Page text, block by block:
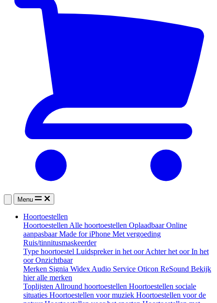
Menu
Hoortoestellen
HoortoestellenAlle hoortoestellen OplaadbaarOnline
aanpasbaarMade for iPhone Met vergoeding
Ruis/tinnitusmaskeerder
Type hoortoestel Luidspreker in het oorAchter het oorIn het
oorOnzichtbaar
Merken Signia WidexAudio Service Oticon ReSound Bekijk
hier alle merken
ToplijstenAllround hoortoestellen Hoortoestellen sociale
situaties Hoortoestellen voor muziek Hoortoestellen voor de